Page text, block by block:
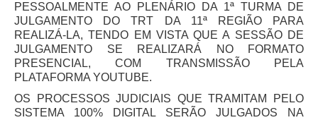
PESSOALMENTE AO PLENÁRIO DA 1ª TURMA DE
JULGAMENTO DO TRT DA 11ª REGIÃO PARA
REALIZÁ-LA, TENDO EM VISTA QUE A SESSÃO DE
JULGAMENTO SE REALIZARÁ NO FORMATO
PRESENCIAL, COM TRANSMISSÃO PELA
PLATAFORMA YOUTUBE.
OS PROCESSOS JUDICIAIS QUE TRAMITAM PELO
SISTEMA 100% DIGITAL SERÃO JULGADOS NA